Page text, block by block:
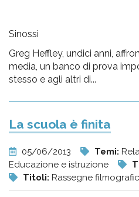
Sinossi
Greg Heffley, undici anni,
media, un banco di prova
stesso e agli altri di...
La scuola è finita
05/06/2013 Temi:
Educazione e istruzione
Titoli: Rassegne